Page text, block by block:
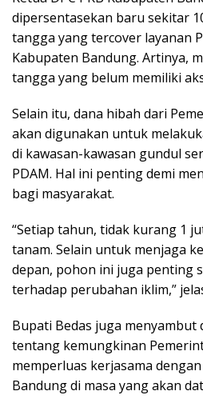
dipersentasekan baru sekitar
tangga yang tercover layanan
Kabupaten Bandung. Artinya,
tangga yang belum memiliki
Selain itu, dana hibah dari
akan digunakan untuk
di kawasan-kawasan gundul
PDAM. Hal ini penting demi
bagi masyarakat.
“Setiap tahun, tidak kurang 1
tanam. Selain untuk menjaga
depan, pohon ini juga penting
terhadap perubahan iklim,”
Bupati Bedas juga menyambut
tentang kemungkinan
memperluas kerjasama
Bandung di masa yang akan